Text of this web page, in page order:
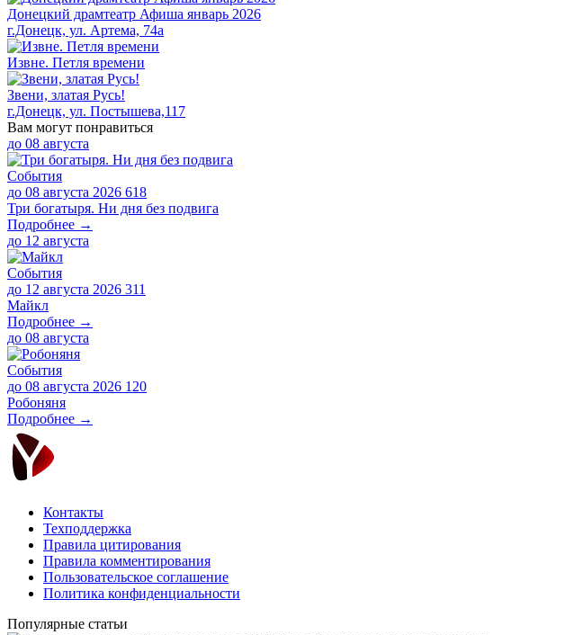
​Донецкий драмтеатр Афиша январь 2026
г.Донецк, ул. Артема, 74а
Извне. Петля времени
Звени, златая Русь!
г.Донецк, ул. Постышева,117
Вам могут понравиться
до 08 августа
События
до 08 августа 2026 618
Три богатыря. Ни дня без подвига
Подробнее →
до 12 августа
События
до 12 августа 2026 311
Майкл
Подробнее →
до 08 августа
События
до 08 августа 2026 120
Робоняня
Подробнее →
Контакты
Техподдержка
Правила цитирования
Правила комментирования
Пользовательское соглашение
Политика конфиденциальности
Популярные статьи